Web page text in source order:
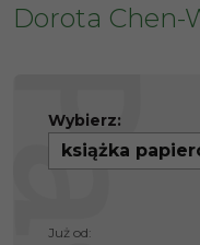
Dorota Chen-
Wybierz:
książka
Już od: